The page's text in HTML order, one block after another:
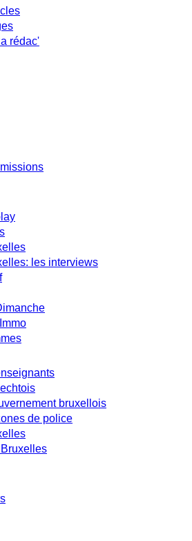
rédac'
les interviews
bruxellois
de police